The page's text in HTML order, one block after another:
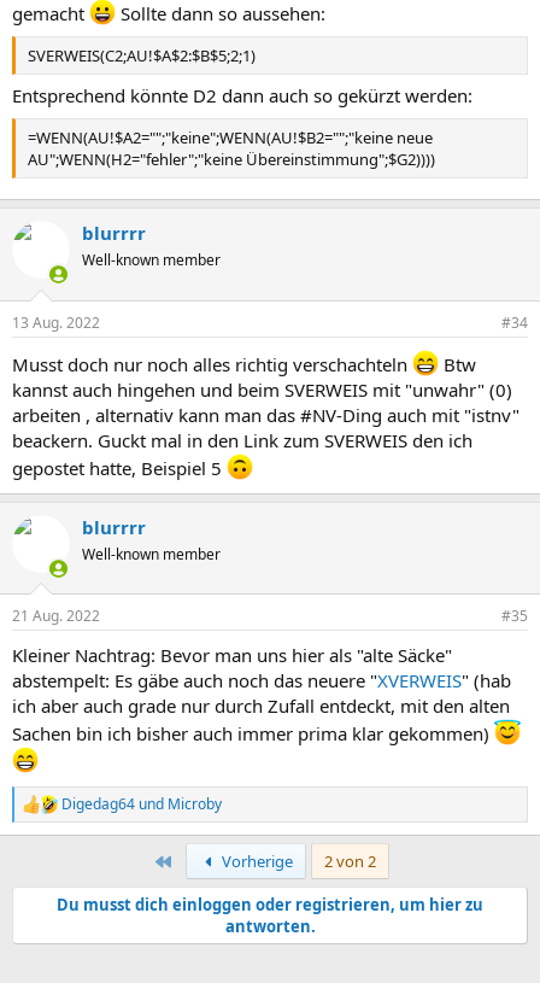
gemacht
Sollte dann so aussehen:
SVERWEIS(C2;AU!$A$2:$B$5;2;1)
Entsprechend könnte D2 dann auch so gekürzt werden:
=WENN(AU!$A2="";"keine";WENN(AU!$B2="";"keine neue
AU";WENN(H2="fehler";"keine Übereinstimmung";$G2))))
blurrrr
Well-known member
13 Aug. 2022 #34
Musst doch nur noch alles richtig verschachteln
Btw
kannst auch hingehen und beim SVERWEIS mit "unwahr" (0)
arbeiten , alternativ kann man das #NV-Ding auch mit "istnv"
beackern. Guckt mal in den Link zum SVERWEIS den ich
gepostet hatte, Beispiel 5
blurrrr
Well-known member
21 Aug. 2022 #35
Kleiner Nachtrag: Bevor man uns hier als "alte Säcke"
abstempelt: Es gäbe auch noch das neuere "XVERWEIS" (hab
ich aber auch grade nur durch Zufall entdeckt, mit den alten
Sachen bin ich bisher auch immer prima klar gekommen)
R
e
t
n
Digedag64 und Microby
Erste Vorherige
2 von 2
Du musst dich einloggen oder registrieren, um hier zu
antworten.